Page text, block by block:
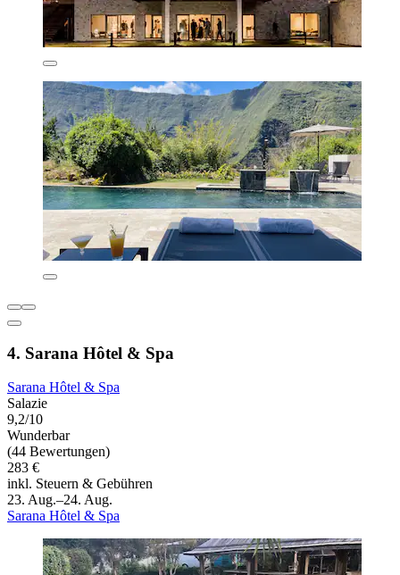
4. Sarana Hôtel & Spa
Sarana Hôtel & Spa
Salazie
9,2/10
Wunderbar
(44 Bewertungen)
283 €
inkl. Steuern & Gebühren
23. Aug.–24. Aug.
Sarana Hôtel & Spa